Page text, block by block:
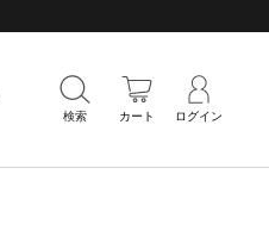
検索 カート ログイン